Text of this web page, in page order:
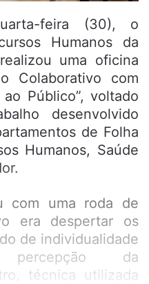
feira (30), o
Humanos da
uma oficina
Colaborativo com
Público”, voltado
desenvolvido
de Folha
Humanos, Saúde
com uma roda de
era despertar os
de individualidade
da
técnica utilizada